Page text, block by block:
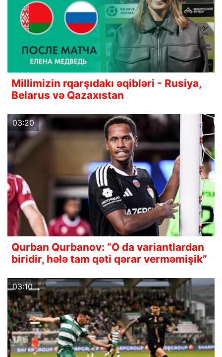
Millimizin rqarşıdakı əqibləri - Rusiya,
Belarus və Qazaxıstan
03:20
Qurban Qurbanov: “O da variantlardan
biridir, hələ tam qəti qərar verməmişik”
03:10